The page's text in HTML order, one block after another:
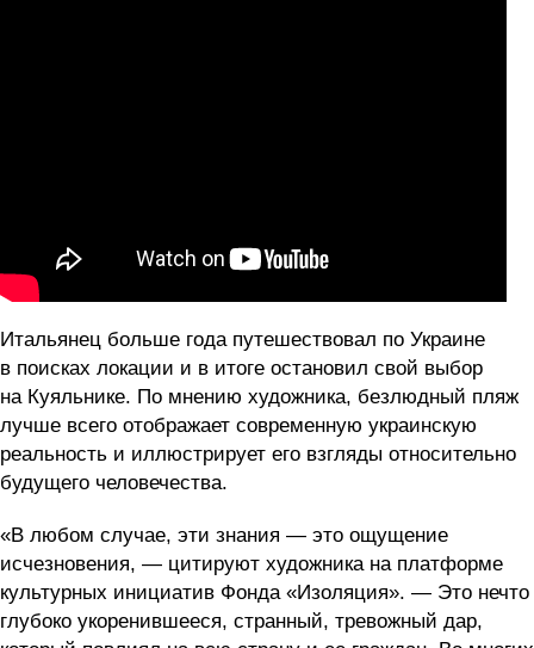
Итальянец больше года путешествовал по Украине
в поисках локации и в итоге остановил свой выбор
на Куяльнике. По мнению художника, безлюдный пляж
лучше всего отображает современную украинскую
реальность и иллюстрирует его взгляды относительно
будущего человечества.
«В любом случае, эти знания — это ощущение
исчезновения, — цитируют художника на платформе
культурных инициатив Фонда «Изоляция». — Это нечто
глубоко укоренившееся, странный, тревожный дар,